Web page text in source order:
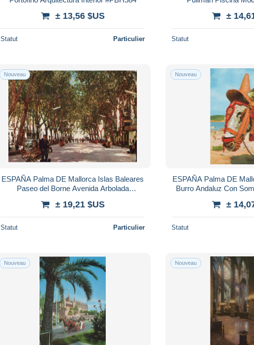
± 13,56 $US
Statut Particulier
±
Statut
Nouveau
ESPAÑA Palma DE Mallorca Islas Baleares
Paseo del Borne Avenida Arbolada
± 19,21 $US
Statut Particulier
Nouveau
ESPAÑA Palma DE
Burro Andaluz Con
±
Statut
Nouveau Nouveau